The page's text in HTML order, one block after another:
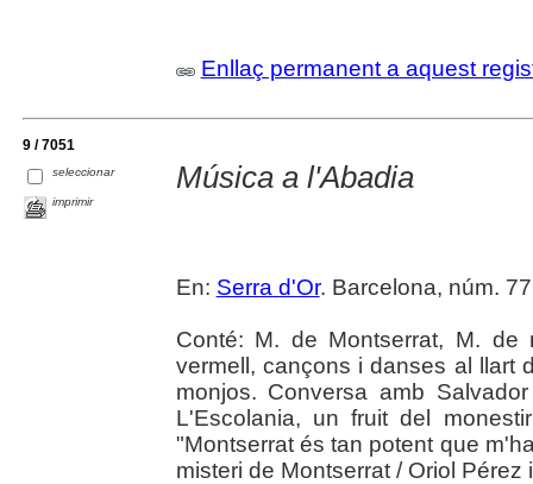
Enllaç permanent a aquest
9 / 7051
seleccionar
imprimir
Música a l'Abadia
En: Serra d'Or. Barcelona, núm.
Conté: M. de Montserrat, M.
vermell, cançons i danses al llart
monjos. Conversa amb
L'Escolania, un fruit del
"Montserrat és tan potent que
misteri de Montserrat / Oriol Pérez